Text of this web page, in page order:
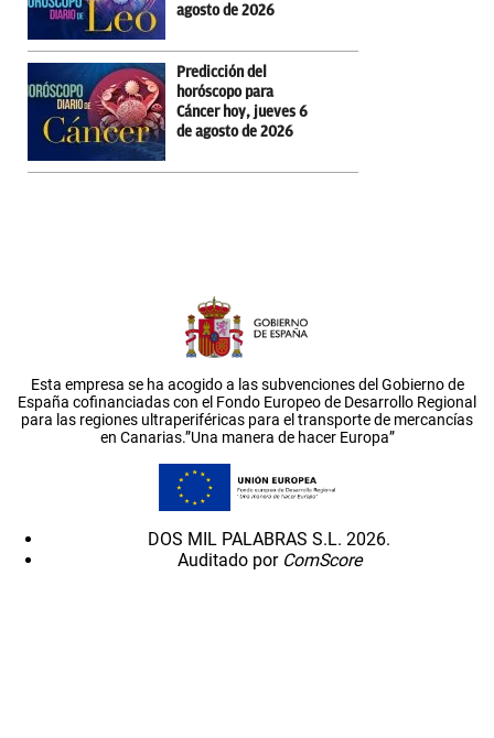
agosto de 2026
Predicción del
horóscopo para
Cáncer hoy, jueves 6
de agosto de 2026
Esta empresa se ha acogido a las subvenciones del Gobierno de
España cofinanciadas con el Fondo Europeo de Desarrollo Regional
para las regiones ultraperiféricas para el transporte de mercancías
en Canarias.”Una manera de hacer Europa”
DOS MIL PALABRAS S.L. 2026.
Auditado por ComScore